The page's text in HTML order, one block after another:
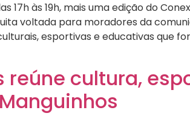
17h às 19h, mais uma edição do
voltada para moradores da
esportivas e educativas que
reúne cultura,